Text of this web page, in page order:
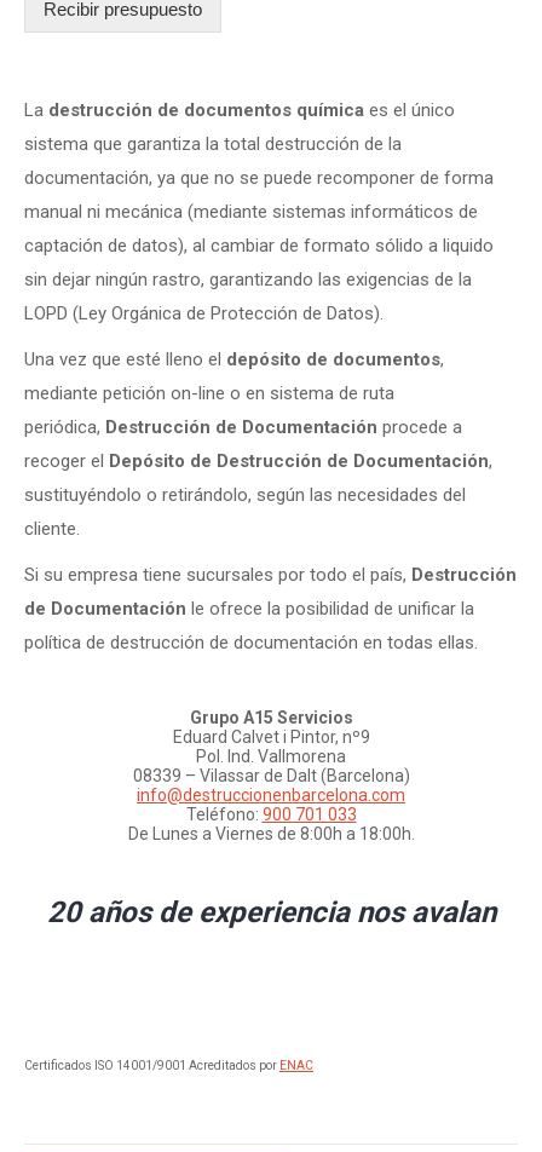
Recibir presupuesto
La destrucción de documentos química es el único
sistema que garantiza la total destrucción de la
documentación, ya que no se puede recomponer de forma
manual ni mecánica (mediante sistemas informáticos de
captación de datos), al cambiar de formato sólido a liquido
sin dejar ningún rastro, garantizando las exigencias de la
LOPD (Ley Orgánica de Protección de Datos).
Una vez que esté lleno el depósito de documentos,
mediante petición on-line o en sistema de ruta
periódica, Destrucción de Documentación procede a
recoger el Depósito de Destrucción de Documentación,
sustituyéndolo o retirándolo, según las necesidades del
cliente.
Si su empresa tiene sucursales por todo el país, Destrucción
de Documentación le ofrece la posibilidad de unificar la
política de destrucción de documentación en todas ellas.
Grupo A15 Servicios
Eduard Calvet i Pintor, nº9
Pol. Ind. Vallmorena
08339 – Vilassar de Dalt (Barcelona)
info@destruccionenbarcelona.com
Teléfono: 900 701 033
De Lunes a Viernes de 8:00h a 18:00h.
20 años de experiencia nos avalan
Certificados ISO 14001/9001 Acreditados por ENAC